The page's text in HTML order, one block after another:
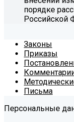
порядке
Российской
Законы
Приказы
Письма
Персональные